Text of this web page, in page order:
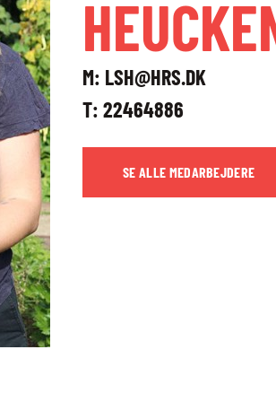
M: LSH@HRS.DK
T: 22464886
SE ALLE MEDARBEJDERE